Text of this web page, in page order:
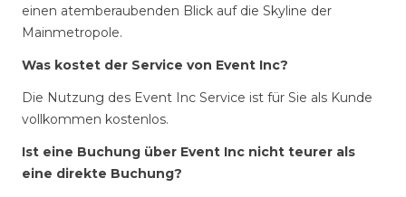
einen atemberaubenden Blick auf die Skyline der
Mainmetropole.
Was kostet der Service von Event Inc?
Die Nutzung des Event Inc Service ist für Sie als Kunde
vollkommen kostenlos.
Ist eine Buchung über Event Inc nicht teurer als
eine direkte Buchung?